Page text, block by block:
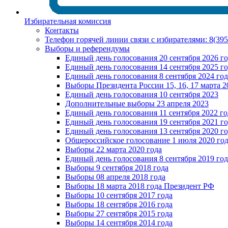
Избирательная комиссия
Контакты
Телефон горячей линии связи с избирателями:
Выборы и референдумы
Единый день голосования 20 сентября 2026
Единый день голосования 14 сентября 2025
Единый день голосования 8 сентября 2024
Выборы Президента России 15, 16, 17 марта
Единый день голосования 10 сентября 2023
Дополнительные выборы 23 апреля 2023
Единый день голосования 11 сентября 2022
Единый день голосования 19 сентября 2021
Единый день голосования 13 сентября 2020
Общероссийское голосование 1 июля 2020
Выборы 22 марта 2020 года
Единый день голосования 8 сентября 2019
Выборы 9 сентября 2018 года
Выборы 08 апреля 2018 года
Выборы 18 марта 2018 года Президент РФ
Выборы 10 сентября 2017 года
Выборы 18 сентября 2016 года
Выборы 27 сентября 2015 года
Выборы 14 сентября 2014 года